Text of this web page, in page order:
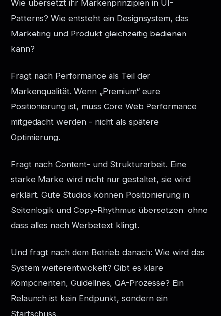
Wie übersetzt ihr Markenprinzipien in UI-
Patterns? Wie entsteht ein Designsystem, das
Marketing und Produkt gleichzeitig bedienen
kann?
Fragt nach Performance als Teil der
Markenqualität. Wenn „Premium“ eure
Positionierung ist, muss Core Web Performance
mitgedacht werden - nicht als spätere
Optimierung.
Fragt nach Content- und Strukturarbeit. Eine
starke Marke wird nicht nur gestaltet, sie wird
erklärt. Gute Studios können Positionierung in
Seitenlogik und Copy-Rhythmus übersetzen, ohne
dass alles nach Werbetext klingt.
Und fragt nach dem Betrieb danach: Wie wird das
System weiterentwickelt? Gibt es klare
Komponenten, Guidelines, QA-Prozesse? Ein
Relaunch ist kein Endpunkt, sondern ein
Startschuss.